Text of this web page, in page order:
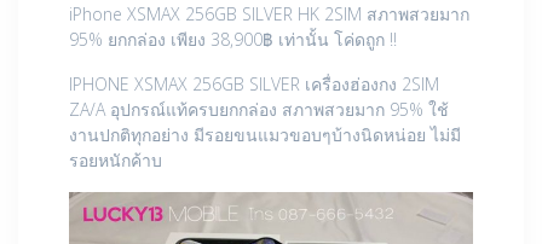
iPhone XSMAX 256GB SILVER HK 2SIM สภาพสวยมาก
95% ยกกล่อง เพียง 38,900฿ เท่านั้น โค่ดถูก !!
IPHONE XSMAX 256GB SILVER เครื่องฮ่องกง 2SIM
ZA/A อุปกรณ์แท้ครบยกกล่อง สภาพสวยมาก 95% ใช้
งานปกติทุกอย่าง มีรอยขนแมวขอบๆบ้างนิดหน่อย ไม่มี
รอยหนักค้าบ